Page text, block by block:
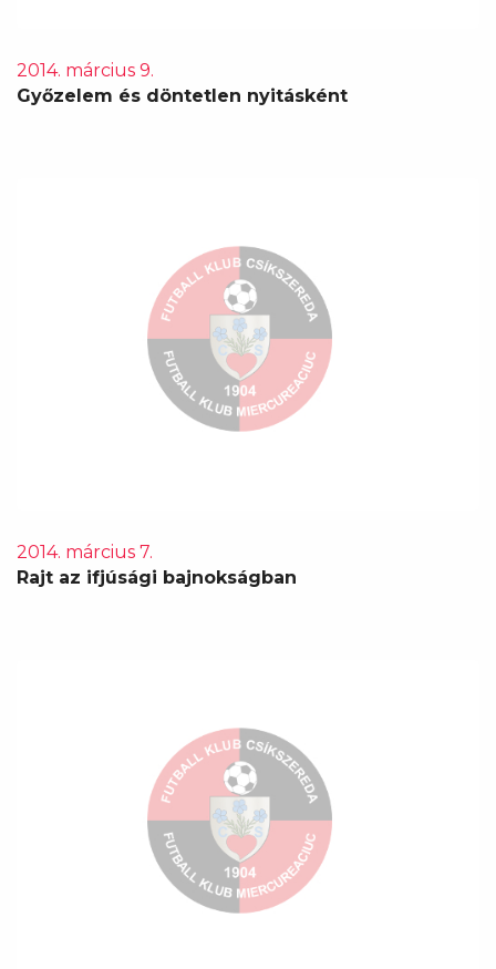
2014. március 9.
Győzelem és döntetlen nyitásként
2014. március 7.
Rajt az ifjúsági bajnokságban